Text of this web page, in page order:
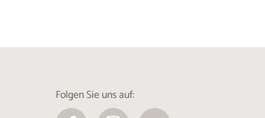
Folgen Sie uns auf: